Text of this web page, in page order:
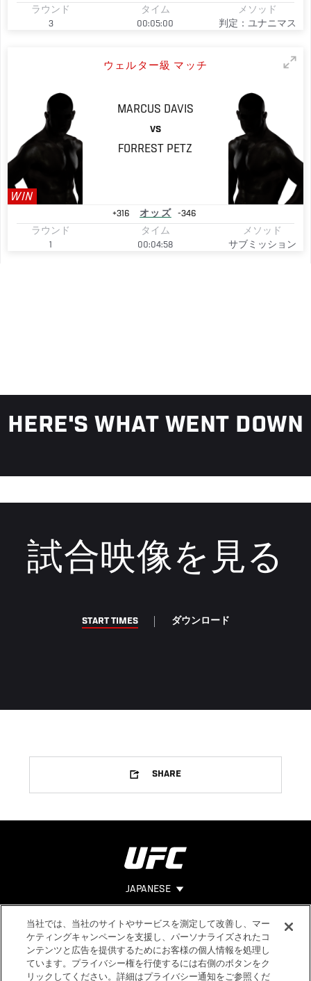
ラウンド
3
タイム
00:05:00
メソッド
判定：ユナニマス
ウェルター級 マッチ
WIN
MARCUS DAVIS
VS
FORREST PETZ
+316 オッズ
-346
ラウンド
1
タイム
00:04:58
メソッド
サブミッション
HERE'S WHAT WENT DOWN
試合映像を見る
START TIMES ダウンロード
SHARE
JAPANESE
Footer ヘルプ
法的事項
利用規約
個人情報保
当社では、当社のサイトやサービスを測定して改善し、マー
ケティングキャンペーンを支援し、パーソナライズされたコ
ンテンツと広告を提供するためにお客様の個人情報を処理し
ています。プライバシー権を行使するには右側のボタンをク
リックしてください。詳細はプライバシー通知をご参照くだ